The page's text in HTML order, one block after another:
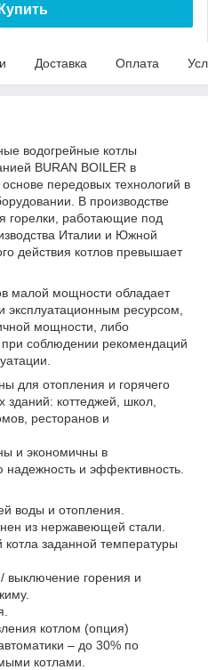
Купить
Доставка Оплата
водогрейные котлы
BURAN BOILER в
передовых технологий в
В производстве
горелки, работающие под
Италии и Южной
действия котлов превышает
малой мощности обладает
ресурсом,
мощности, либо
при соблюдении рекомендаций
для отопления и горячего
коттеджей, школ,
ресторанов и
и экономичны в
и эффективность.
воды и отопления.
из нержавеющей стали.
заданной температуры
выключение горения и
котлом (опция)
– до 30% по
котлами.